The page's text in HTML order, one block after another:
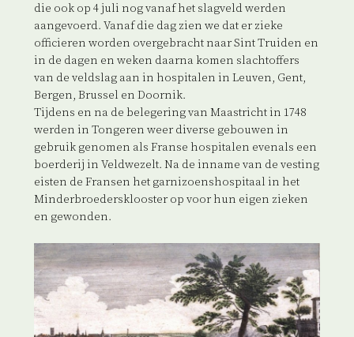
die ook op 4 juli nog vanaf het slagveld werden
aangevoerd. Vanaf die dag zien we dat er zieke
officieren worden overgebracht naar Sint Truiden en
in de dagen en weken daarna komen slachtoffers
van de veldslag aan in hospitalen in Leuven, Gent,
Bergen, Brussel en Doornik.
Tijdens en na de belegering van Maastricht in 1748
werden in Tongeren weer diverse gebouwen in
gebruik genomen als Franse hospitalen evenals een
boerderij in Veldwezelt. Na de inname van de vesting
eisten de Fransen het garnizoenshospitaal in het
Minderbroedersklooster op voor hun eigen zieken
en gewonden.